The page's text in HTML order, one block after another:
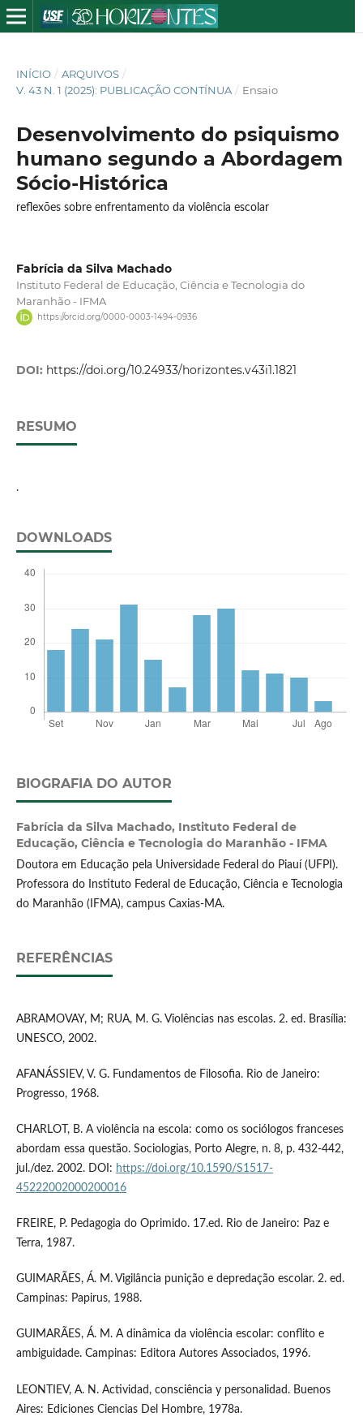
INÍCIO / ARQUIVOS /
V. 43 N. 1 (2025): PUBLICAÇÃO CONTÍNUA / Ensaio
Desenvolvimento do psiquismo
humano segundo a Abordagem
Sócio-Histórica
reflexões sobre enfrentamento da violência escolar
Fabrícia da Silva Machado
Instituto Federal de Educação, Ciência e Tecnologia do
Maranhão - IFMA
https://orcid.org/0000-0003-1494-0936
DOI: https://doi.org/10.24933/horizontes.v43i1.1821
RESUMO
.
DOWNLOADS
BIOGRAFIA DO AUTOR
Fabrícia da Silva Machado, Instituto Federal de
Educação, Ciência e Tecnologia do Maranhão - IFMA
Doutora em Educação pela Universidade Federal do Piauí (UFPI).
Professora do Instituto Federal de Educação, Ciência e Tecnologia
do Maranhão (IFMA), campus Caxias-MA.
REFERÊNCIAS
ABRAMOVAY, M; RUA, M. G. Violências nas escolas. 2. ed. Brasília:
UNESCO, 2002.
AFANÁSSIEV, V. G. Fundamentos de Filosofia. Rio de Janeiro:
Progresso, 1968.
CHARLOT, B. A violência na escola: como os sociólogos franceses
abordam essa questão. Sociologias, Porto Alegre, n. 8, p. 432-442,
jul./dez. 2002. DOI: https://doi.org/10.1590/S1517-
45222002000200016
FREIRE, P. Pedagogia do Oprimido. 17.ed. Rio de Janeiro: Paz e
Terra, 1987.
GUIMARÃES, Á. M. Vigilância punição e depredação escolar. 2. ed.
Campinas: Papirus, 1988.
GUIMARÃES, Á. M. A dinâmica da violência escolar: conflito e
ambiguidade. Campinas: Editora Autores Associados, 1996.
LEONTIEV, A. N. Actividad, consciência y personalidad. Buenos
Aires: Ediciones Ciencias Del Hombre, 1978a.